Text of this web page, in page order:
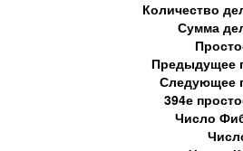
Количество
Сумма
Предыдущее
Следующее
394е
Число